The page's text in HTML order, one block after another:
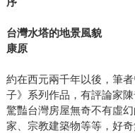
台灣水塔的地景風貌
康原
約在西元兩千年以後，筆
子》系列作品，有評論家
驚豔台灣房屋無奇不有虛
家、宗教建築物等等，好